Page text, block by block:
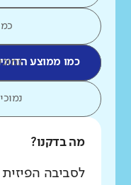
כמו ממוצע
מה בדקנו?
לסביבה